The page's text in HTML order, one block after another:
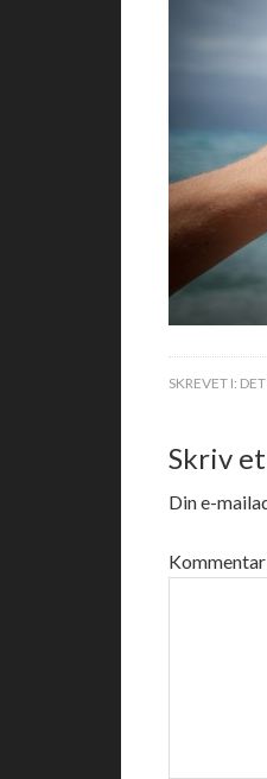
SKREVET I:
Skriv
Din e-
Kommentar